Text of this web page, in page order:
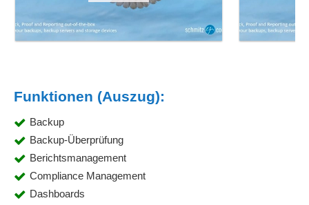
Funktionen (Auszug):
Backup
Backup-Überprüfung
Berichtsmanagement
Compliance Management
Dashboards